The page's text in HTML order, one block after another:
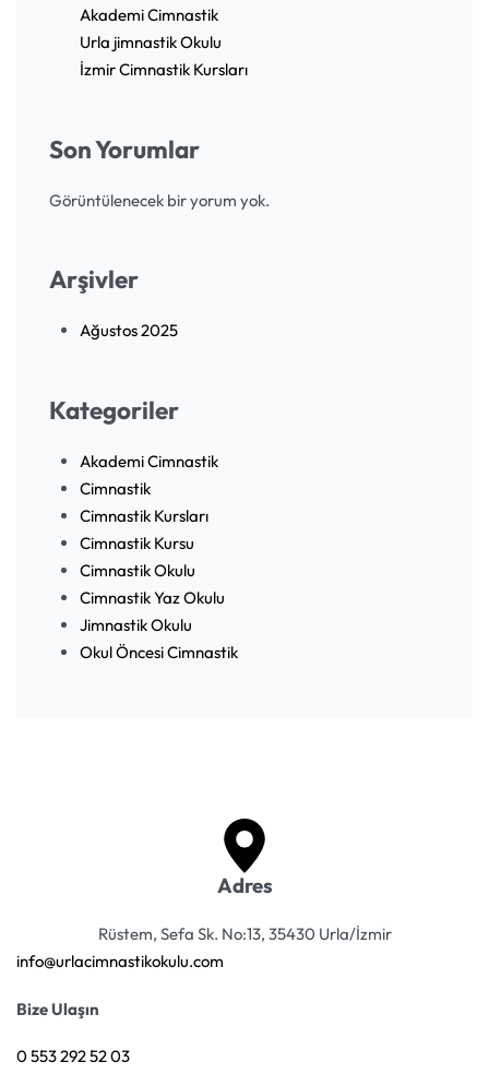
Akademi Cimnastik
Urla jimnastik Okulu
İzmir Cimnastik Kursları
Son Yorumlar
Görüntülenecek bir yorum yok.
Arşivler
Ağustos 2025
Kategoriler
Akademi Cimnastik
Cimnastik
Cimnastik Kursları
Cimnastik Kursu
Cimnastik Okulu
Cimnastik Yaz Okulu
Jimnastik Okulu
Okul Öncesi Cimnastik
Adres
Rüstem, Sefa Sk. No:13, 35430 Urla/İzmir
info@urlacimnastikokulu.com
Bize Ulaşın
0 553 292 52 03